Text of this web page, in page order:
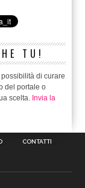
TU!
di curare
del portale o
scelta. Invia la
CONTATTI